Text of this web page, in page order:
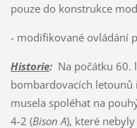
pouze do konstrukce
- modifikované ovládání
Historie:Na počátku 60.
bombardovacích letounů
musela spoléhat na
4-2 (Bison A), které